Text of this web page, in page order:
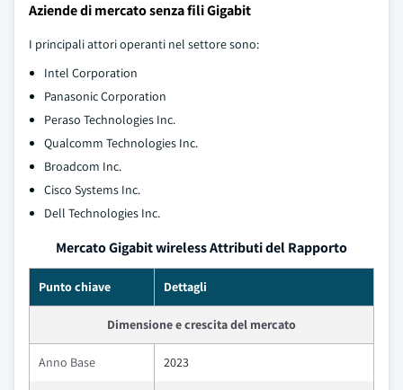
Aziende di mercato senza fili Gigabit
I principali attori operanti nel settore sono:
Intel Corporation
Panasonic Corporation
Peraso Technologies Inc.
Qualcomm Technologies Inc.
Broadcom Inc.
Cisco Systems Inc.
Dell Technologies Inc.
Mercato Gigabit wireless Attributi del Rapporto
Punto chiave Dettagli
Dimensione e crescita del mercato
Anno Base 2023